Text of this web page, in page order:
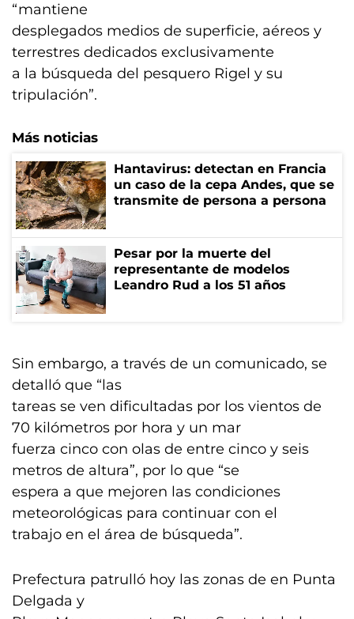
“mantiene
desplegados medios de superficie, aéreos y
terrestres dedicados exclusivamente
a la búsqueda del pesquero Rigel y su
tripulación”.
Más noticias
Hantavirus: detectan en Francia
un caso de la cepa Andes, que se
transmite de persona a persona
Pesar por la muerte del
representante de modelos
Leandro Rud a los 51 años
Sin embargo, a través de un comunicado, se
detalló que “las
tareas se ven dificultadas por los vientos de
70 kilómetros por hora y un mar
fuerza cinco con olas de entre cinco y seis
metros de altura”, por lo que “se
espera a que mejoren las condiciones
meteorológicas para continuar con el
trabajo en el área de búsqueda”.
Prefectura patrulló hoy las zonas de en Punta
Delgada y